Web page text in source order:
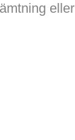
eller